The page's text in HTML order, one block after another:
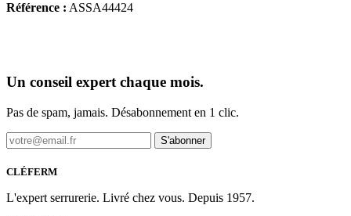
Référence : ASSA44424
Un conseil expert chaque mois.
Pas de spam, jamais. Désabonnement en 1 clic.
S'abonner
CLÉFERM
L'expert serrurerie. Livré chez vous. Depuis 1957.